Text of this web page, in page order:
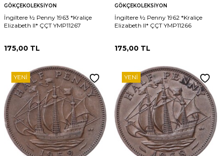
GÖKÇEKOLEKSIYON
İngiltere ½ Penny 1963 *Kraliçe
Elizabeth II* ÇÇT YMP11267
175,00 TL
GÖKÇEKOLEKSIYON
İngiltere ½ Penny 1962 *Kraliçe
Elizabeth II* ÇÇT YMP11266
175,00 TL
YENI YENI